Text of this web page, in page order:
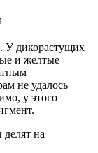
У дикорастущих
и желтые
не удалось
у этого
делят на